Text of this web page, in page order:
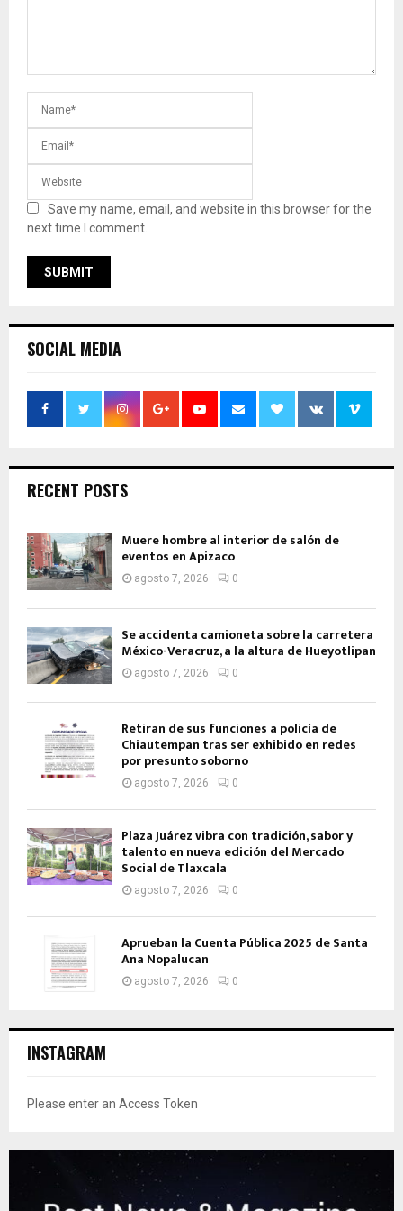
Save my name, email, and website in this browser for the
next time I comment.
SOCIAL MEDIA
RECENT POSTS
Muere hombre al interior de salón de
eventos en Apizaco
agosto 7, 2026 0
Se accidenta camioneta sobre la carretera
México-Veracruz, a la altura de Hueyotlipan
agosto 7, 2026 0
Retiran de sus funciones a policía de
Chiautempan tras ser exhibido en redes
por presunto soborno
agosto 7, 2026 0
Plaza Juárez vibra con tradición, sabor y
talento en nueva edición del Mercado
Social de Tlaxcala
agosto 7, 2026 0
Aprueban la Cuenta Pública 2025 de Santa
Ana Nopalucan
agosto 7, 2026 0
INSTAGRAM
Please enter an Access Token